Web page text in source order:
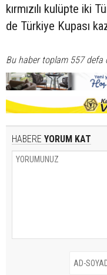
kırmızılı kulüpte iki
de Türkiye Kupası
Bu haber toplam 557 defa
HABERE YORUM KAT